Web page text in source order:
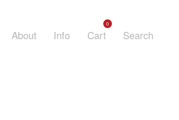
About Info Cart
0
Search